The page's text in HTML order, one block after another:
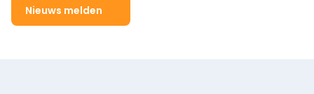
Nieuws melden